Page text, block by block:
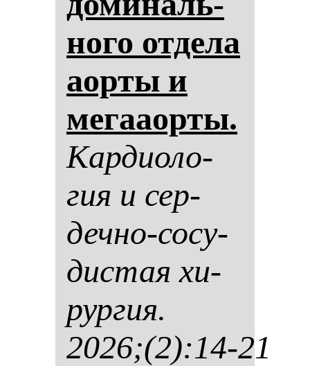
но­го от­де­ла
аор­ты и
ме­гааор­ты.
Кар­ди­оло­
гия и сер­
деч­но-со­су­
дис­тая хи­
рур­гия.
2026;(2):14-21